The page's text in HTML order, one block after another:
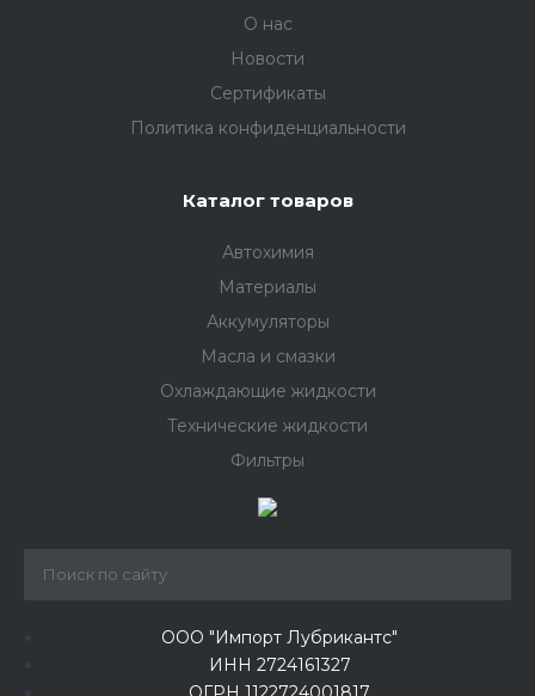
О нас
Новости
Сертификаты
Политика конфиденциальности
Каталог товаров
Автохимия
Материалы
Аккумуляторы
Масла и смазки
Охлаждающие жидкости
Технические жидкости
Фильтры
ООО "Импорт Лубрикантс"
ИНН 2724161327